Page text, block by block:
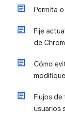
Permita
Fije
de
Cómo
Flujos de
usuarios